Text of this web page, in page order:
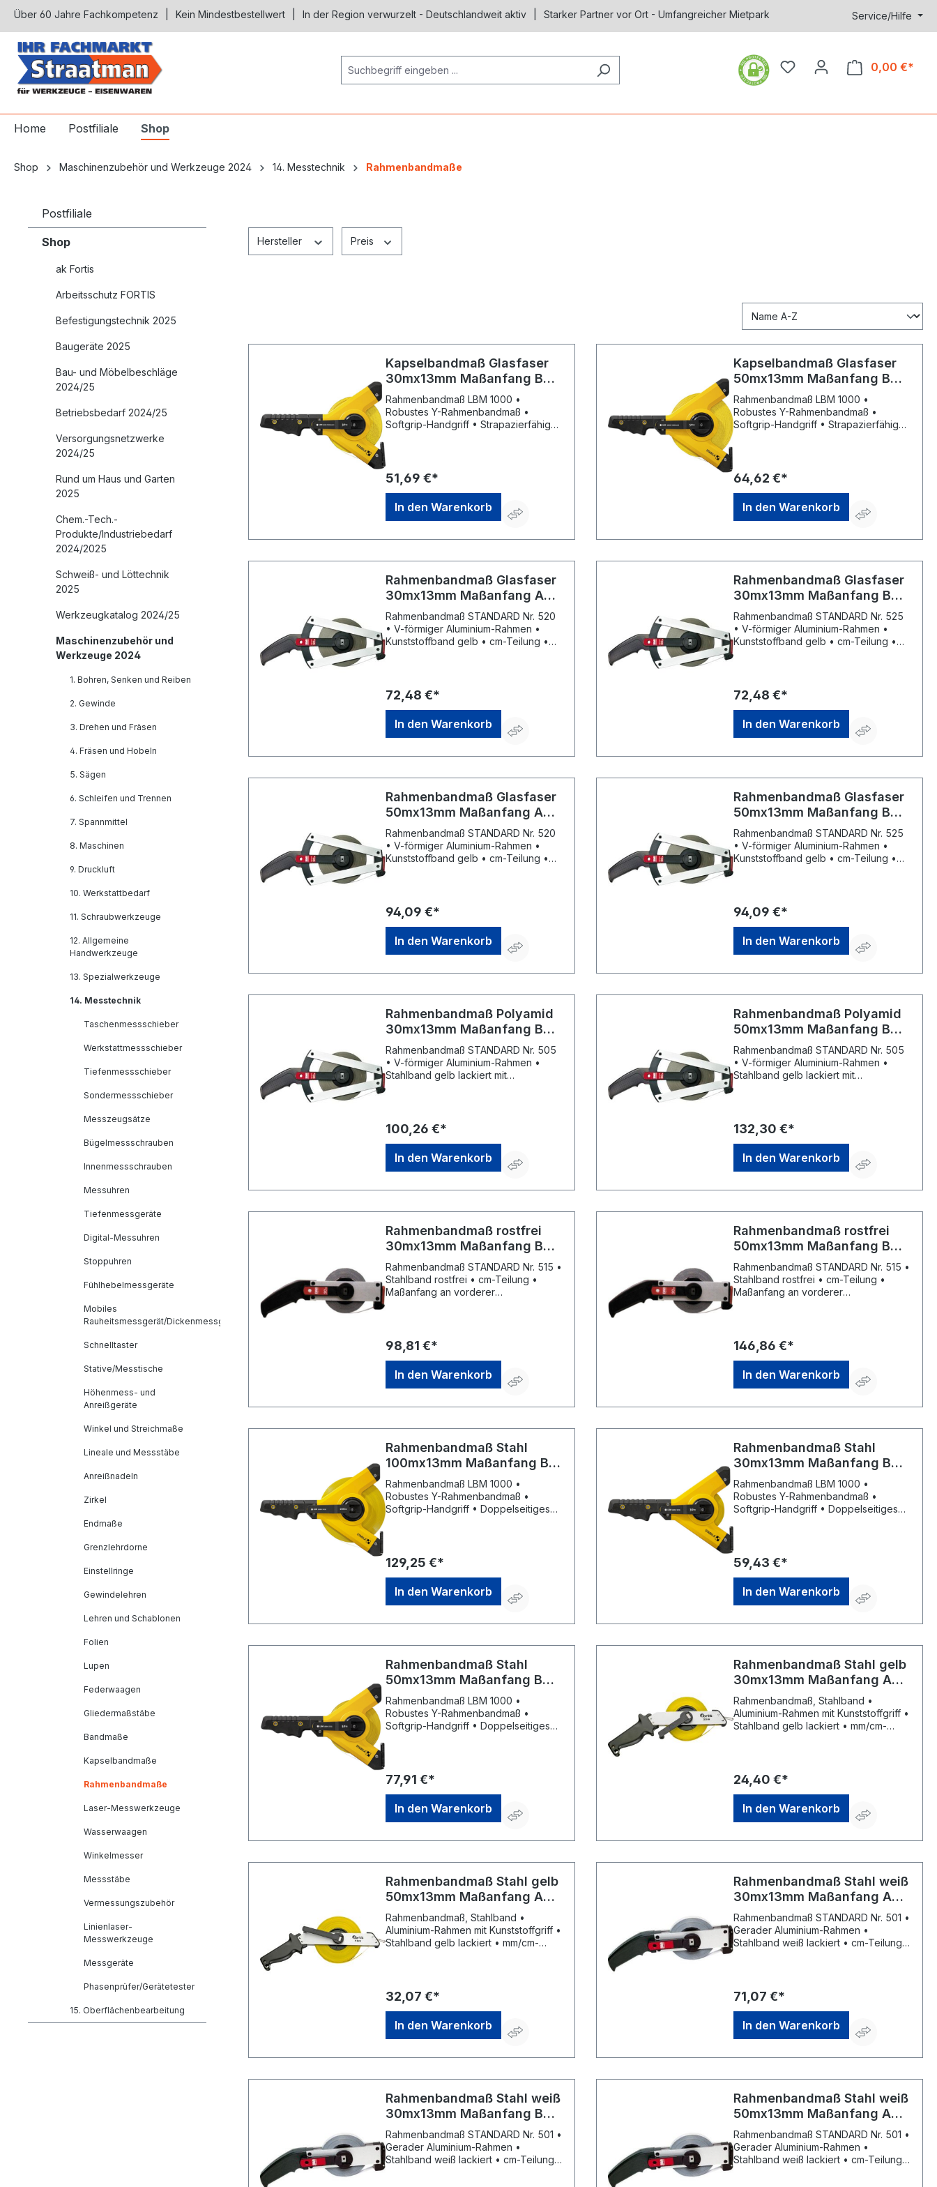
Zur Hauptnavigation springen
Über 60 Jahre Fachkompetenz Kein Mindestbestellwert In der Region verwurzelt - Deutschlandweit aktiv Starker Partner vor Ort - Umfangreicher Mietpark Service/Hilfe
0,00 €*
Home Postfiliale Shop
Shop Maschinenzubehör und Werkzeuge 2024 14. Messtechnik Rahmenbandmaße
Postfiliale
Shop
ak Fortis
Arbeitsschutz FORTIS
Befestigungstechnik 2025
Baugeräte 2025
Bau- und Möbelbeschläge
2024/25
Betriebsbedarf 2024/25
Versorgungsnetzwerke
2024/25
Rund um Haus und Garten
2025
Chem.-Tech.-
Produkte/Industriebedarf
2024/2025
Schweiß- und Löttechnik
2025
Werkzeugkatalog 2024/25
Maschinenzubehör und
Werkzeuge 2024
1. Bohren, Senken und Reiben
2. Gewinde
3. Drehen und Fräsen
4. Fräsen und Hobeln
5. Sägen
6. Schleifen und Trennen
7. Spannmittel
8. Maschinen
9. Druckluft
10. Werkstattbedarf
11. Schraubwerkzeuge
12. Allgemeine
Handwerkzeuge
13. Spezialwerkzeuge
14. Messtechnik
Taschenmessschieber
Werkstattmessschieber
Tiefenmessschieber
Sondermessschieber
Messzeugsätze
Bügelmessschrauben
Innenmessschrauben
Messuhren
Tiefenmessgeräte
Digital-Messuhren
Stoppuhren
Fühlhebelmessgeräte
Mobiles
Rauheitsmessgerät/Dickenmessgeräte
Schnelltaster
Stative/Messtische
Höhenmess- und
Anreißgeräte
Winkel und Streichmaße
Lineale und Messstäbe
Anreißnadeln
Zirkel
Endmaße
Grenzlehrdorne
Einstellringe
Gewindelehren
Lehren und Schablonen
Folien
Lupen
Federwaagen
Gliedermaßstäbe
Bandmaße
Kapselbandmaße
Rahmenbandmaße
Laser-Messwerkzeuge
Wasserwaagen
Winkelmesser
Messstäbe
Vermessungszubehör
Linienlaser-
Messwerkzeuge
Messgeräte
Phasenprüfer/Gerätetester
15. Oberflächenbearbeitung
Hersteller Preis
Kapselbandmaß Glasfaser
30mx13mm Maßanfang B
Stabila
Rahmenbandmaß LBM 1000 •
Robustes Y-Rahmenbandmaß •
Softgrip-Handgriff • Strapazierfähiges
Genauigkeitsklasse II
51,69 €*
In den Warenkorb
Kapselbandmaß Glasfaser
50mx13mm Maßanfang B
Stabila
Rahmenbandmaß LBM 1000 •
Robustes Y-Rahmenbandmaß •
Softgrip-Handgriff • Strapazierfähiges
Genauigkeitsklasse II
64,62 €*
In den Warenkorb
Rahmenbandmaß Glasfaser
30mx13mm Maßanfang A
Standard BMI
Rahmenbandmaß STANDARD Nr. 520
• V-förmiger Aluminium-Rahmen •
Kunststoffband gelb • cm-Teilung •
Linkshänderbetrieb umgestellt werden
• Parkposition für Kurbelarm und
Anfangsring • EG-Genauigkeitsklasse
72,48 €*
In den Warenkorb
Rahmenbandmaß Glasfaser
30mx13mm Maßanfang B
Standard BMI
Rahmenbandmaß STANDARD Nr. 525
• V-förmiger Aluminium-Rahmen •
Kunststoffband gelb • cm-Teilung •
Linkshänderbetrieb umgestellt werden
• Parkposition für Kurbelarm und
Anfangsring • EG-Genauigkeitsklasse
72,48 €*
In den Warenkorb
Rahmenbandmaß Glasfaser
50mx13mm Maßanfang A
Standard BMI
Rahmenbandmaß STANDARD Nr. 520
• V-förmiger Aluminium-Rahmen •
Kunststoffband gelb • cm-Teilung •
Linkshänderbetrieb umgestellt werden
• Parkposition für Kurbelarm und
Anfangsring • EG-Genauigkeitsklasse
94,09 €*
In den Warenkorb
Rahmenbandmaß Glasfaser
50mx13mm Maßanfang B
Standard BMI
Rahmenbandmaß STANDARD Nr. 525
• V-förmiger Aluminium-Rahmen •
Kunststoffband gelb • cm-Teilung •
Linkshänderbetrieb umgestellt werden
• Parkposition für Kurbelarm und
Anfangsring • EG-Genauigkeitsklasse
94,09 €*
In den Warenkorb
Rahmenbandmaß Polyamid
30mx13mm Maßanfang B
Flextop Standard BMI
Rahmenbandmaß STANDARD Nr. 505
• V-förmiger Aluminium-Rahmen •
Stahlband gelb lackiert mit
Kurbelarm kann von Rechts- auf
Linkshänderbetrieb umgestellt werden
• Parkposition für Kurbelarm und
Anfangsring • EG-Genauigkeitsklasse
II
100,26 €*
In den Warenkorb
Rahmenbandmaß Polyamid
50mx13mm Maßanfang B
Flextop Standard BMI
Rahmenbandmaß STANDARD Nr. 505
• V-förmiger Aluminium-Rahmen •
Stahlband gelb lackiert mit
Kurbelarm kann von Rechts- auf
Linkshänderbetrieb umgestellt werden
• Parkposition für Kurbelarm und
Anfangsring • EG-Genauigkeitsklasse
II
132,30 €*
In den Warenkorb
Rahmenbandmaß rostfrei
30mx13mm Maßanfang B
Flextop Standard BMI
Rahmenbandmaß STANDARD Nr. 515 •
Stahlband rostfrei • cm-Teilung •
Maßanfang an vorderer
Linkshänderbetrieb umgestellt werden
• Parkposition für Kurbelarm und
Anfangsring • EG-Genauigkeitsklasse
98,81 €*
In den Warenkorb
Rahmenbandmaß rostfrei
50mx13mm Maßanfang B
Flextop Standard BMI
Rahmenbandmaß STANDARD Nr. 515 •
Stahlband rostfrei • cm-Teilung •
Maßanfang an vorderer
Linkshänderbetrieb umgestellt werden
• Parkposition für Kurbelarm und
Anfangsring • EG-Genauigkeitsklasse
146,86 €*
In den Warenkorb
Rahmenbandmaß Stahl
100mx13mm Maßanfang B
Stabila
Rahmenbandmaß LBM 1000 •
Robustes Y-Rahmenbandmaß •
Softgrip-Handgriff • Doppelseitiges
Genauigkeitsklasse II
129,25 €*
In den Warenkorb
Rahmenbandmaß Stahl
30mx13mm Maßanfang B
Stabila
Rahmenbandmaß LBM 1000 •
Robustes Y-Rahmenbandmaß •
Softgrip-Handgriff • Doppelseitiges
Genauigkeitsklasse II
59,43 €*
In den Warenkorb
Rahmenbandmaß Stahl
50mx13mm Maßanfang B
Stabila
Rahmenbandmaß LBM 1000 •
Robustes Y-Rahmenbandmaß •
Softgrip-Handgriff • Doppelseitiges
Genauigkeitsklasse II
77,91 €*
In den Warenkorb
Rahmenbandmaß Stahl gelb
30mx13mm Maßanfang A
FORTIS
Rahmenbandmaß, Stahlband •
Aluminium-Rahmen mit Kunststoffgriff •
Stahlband gelb lackiert • mm/cm-
• Handkurbel • EG-
Genauigkeitsklasse II
24,40 €*
In den Warenkorb
Rahmenbandmaß Stahl gelb
50mx13mm Maßanfang A
FORTIS
Rahmenbandmaß, Stahlband •
Aluminium-Rahmen mit Kunststoffgriff •
Stahlband gelb lackiert • mm/cm-
• Handkurbel • EG-
Genauigkeitsklasse II
32,07 €*
In den Warenkorb
Rahmenbandmaß Stahl weiß
30mx13mm Maßanfang A
Standard BMI
Rahmenbandmaß STANDARD Nr. 501 •
Gerader Aluminium-Rahmen •
Stahlband weiß lackiert • cm-Teilung •
Linkshänderbetrieb umgestellt werden
• Parkposition für Kurbelarm und
Anfangsring • EG-Genauigkeitsklasse
71,07 €*
In den Warenkorb
Rahmenbandmaß Stahl weiß
30mx13mm Maßanfang B
Flextop Standard BMI
Rahmenbandmaß STANDARD Nr. 501 •
Gerader Aluminium-Rahmen •
Stahlband weiß lackiert • cm-Teilung •
Rahmenbandmaß Stahl weiß
50mx13mm Maßanfang A
Standard BMI
Rahmenbandmaß STANDARD Nr. 501 •
Gerader Aluminium-Rahmen •
Stahlband weiß lackiert • cm-Teilung •